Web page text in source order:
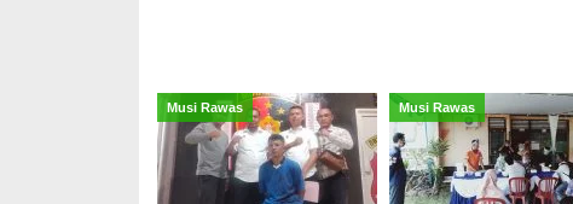
Musi Rawas Musi Rawas